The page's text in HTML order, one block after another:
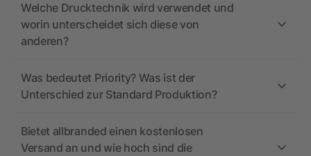
Welche Drucktechnik wird verwendet und
worin unterscheidet sich diese von
anderen?
Was bedeutet Priority? Was ist der
Unterschied zur Standard Produktion?
Bietet allbranded einen kostenlosen
Versand an und wie hoch sind die